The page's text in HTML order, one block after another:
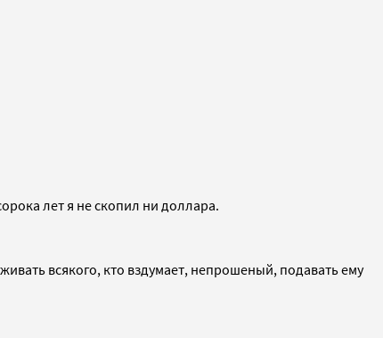
лет я не скопил ни доллара.
всякого, кто вздумает, непрошеный, подавать ему